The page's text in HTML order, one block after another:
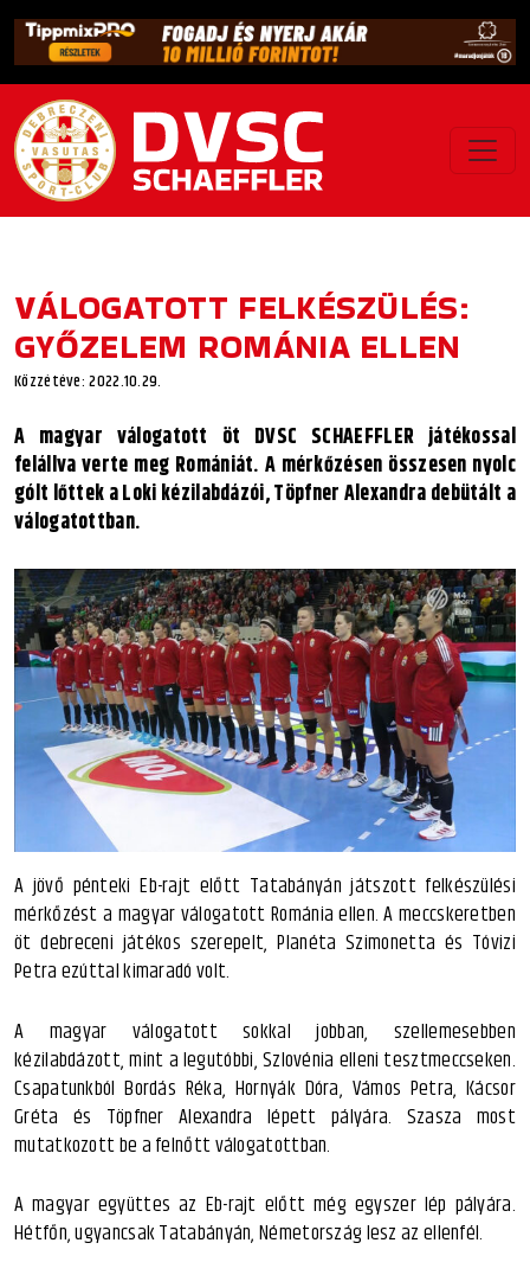
VÁLOGATOTT FELKÉSZÜLÉS:
GYŐZELEM ROMÁNIA ELLEN
Közzétéve: 2022.10.29.
A magyar válogatott öt DVSC SCHAEFFLER játékossal
felállva verte meg Romániát. A mérkőzésen összesen nyolc
gólt lőttek a Loki kézilabdázói, Töpfner Alexandra debütált a
válogatottban.
A jövő pénteki Eb-rajt előtt Tatabányán játszott felkészülési
mérkőzést a magyar válogatott Románia ellen. A meccskeretben
öt debreceni játékos szerepelt, Planéta Szimonetta és Tóvizi
Petra ezúttal kimaradó volt.
A magyar válogatott sokkal jobban, szellemesebben
kézilabdázott, mint a legutóbbi, Szlovénia elleni tesztmeccseken.
Csapatunkból Bordás Réka, Hornyák Dóra, Vámos Petra, Kácsor
Gréta és Töpfner Alexandra lépett pályára. Szasza most
mutatkozott be a felnőtt válogatottban.
A magyar együttes az Eb-rajt előtt még egyszer lép pályára.
Hétfőn, ugyancsak Tatabányán, Németország lesz az ellenfél.